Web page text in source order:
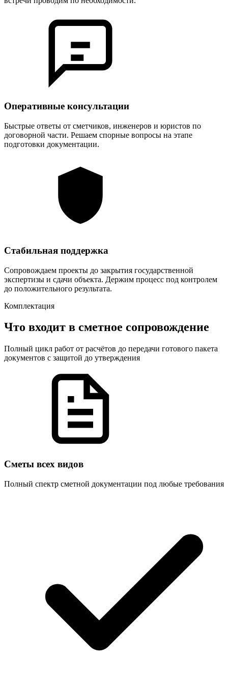
Оперативные консультации
Быстрые ответы от сметчиков, инженеров и юристов по
договорной части. Решаем спорные вопросы на этапе
подготовки документации.
Стабильная поддержка
Сопровождаем проекты до закрытия государственной
экспертизы и сдачи объекта. Держим процесс под контролем
до положительного результата.
Комплектация
Что входит в сметное сопровождение
Полный цикл работ от расчётов до передачи готового пакета
документов с защитой до утверждения
Сметы всех видов
Полный спектр сметной документации под любые требования